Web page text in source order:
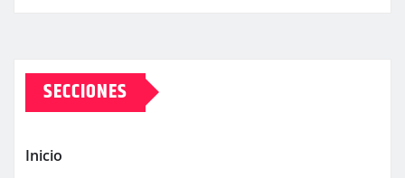
SECCIONES
Inicio